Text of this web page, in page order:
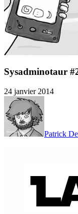
Sysadminotaur
24 janvier 2014
Patrick